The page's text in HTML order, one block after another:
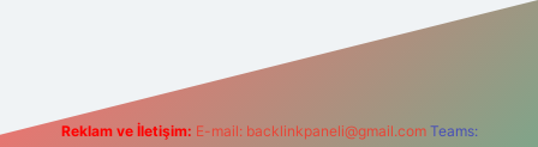
Reklam ve İletişim: E-mail: backlinkpaneli@gmail.com Teams: